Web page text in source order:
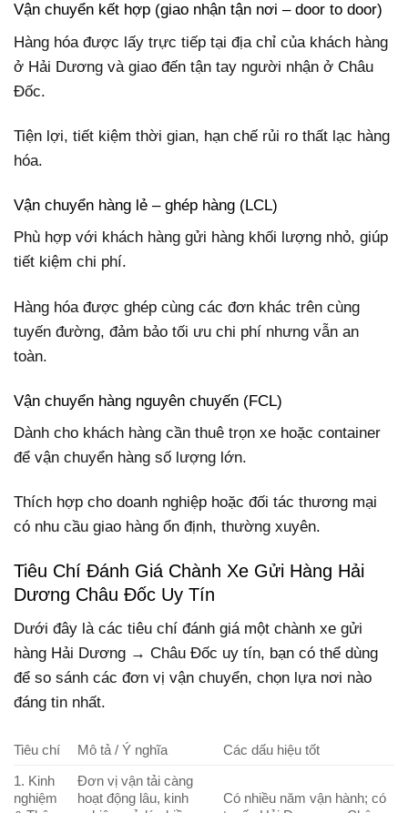
Vận chuyển kết hợp (giao nhận tận nơi – door to door)
Hàng hóa được lấy trực tiếp tại địa chỉ của khách hàng
ở Hải Dương và giao đến tận tay người nhận ở Châu
Đốc.
Tiện lợi, tiết kiệm thời gian, hạn chế rủi ro thất lạc hàng
hóa.
Vận chuyển hàng lẻ – ghép hàng (LCL)
Phù hợp với khách hàng gửi hàng khối lượng nhỏ, giúp
tiết kiệm chi phí.
Hàng hóa được ghép cùng các đơn khác trên cùng
tuyến đường, đảm bảo tối ưu chi phí nhưng vẫn an
toàn.
Vận chuyển hàng nguyên chuyến (FCL)
Dành cho khách hàng cần thuê trọn xe hoặc container
để vận chuyển hàng số lượng lớn.
Thích hợp cho doanh nghiệp hoặc đối tác thương mại
có nhu cầu giao hàng ổn định, thường xuyên.
Tiêu Chí Đánh Giá Chành Xe Gửi Hàng Hải
Dương Châu Đốc Uy Tín
Dưới đây là các tiêu chí đánh giá một chành xe gửi
hàng Hải Dương → Châu Đốc uy tín, bạn có thể dùng
để so sánh các đơn vị vận chuyển, chọn lựa nơi nào
đáng tin nhất.
Tiêu chí Mô tả / Ý nghĩa
Các dấu hiệu tốt
1. Kinh
nghiệm
Đơn vị vận tải càng
hoạt động lâu, kinh
Có nhiều năm vận hành; có